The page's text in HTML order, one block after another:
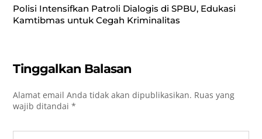
Polisi Intensifkan Patroli Dialogis di SPBU, Edukasi
Kamtibmas untuk Cegah Kriminalitas
Tinggalkan Balasan
Alamat email Anda tidak akan dipublikasikan. Ruas yang
wajib ditandai*